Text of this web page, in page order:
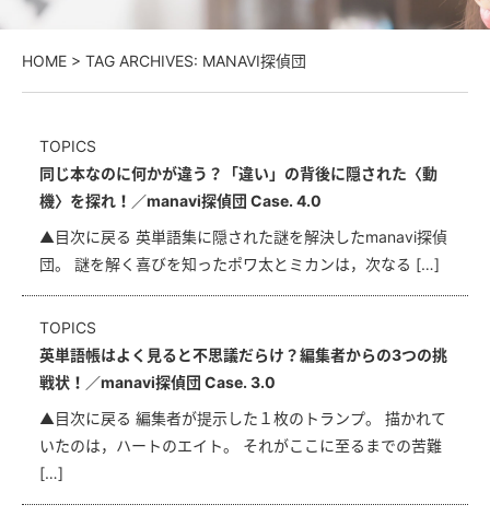
HOME > TAG ARCHIVES: MANAVI探偵団
TOPICS
同じ本なのに何かが違う？「違い」の背後に隠された〈動
機〉を探れ！／manavi探偵団 Case. 4.0
▲目次に戻る 英単語集に隠された謎を解決したmanavi探偵
団。 謎を解く喜びを知ったポワ太とミカンは，次なる […]
TOPICS
英単語帳はよく見ると不思議だらけ？編集者からの3つの挑
戦状！／manavi探偵団 Case. 3.0
▲目次に戻る 編集者が提示した１枚のトランプ。 描かれて
いたのは，ハートのエイト。 それがここに至るまでの苦難
[…]